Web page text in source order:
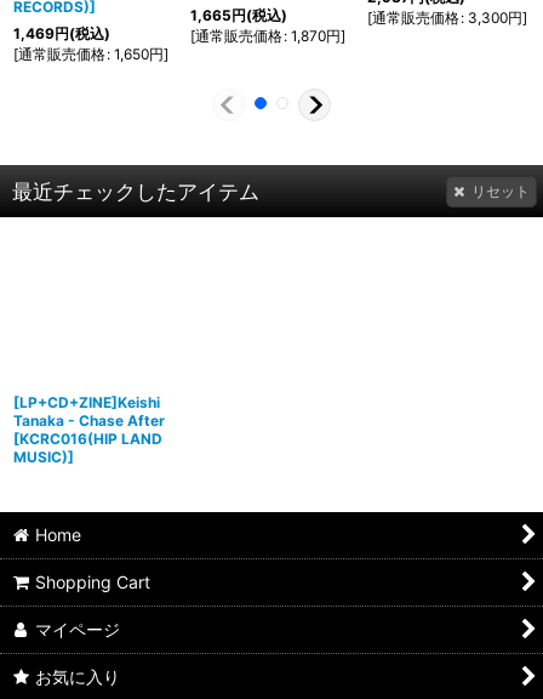
RECORDS)]
1,469円(税込)
[通常販売価格: 1,650円]
1,665円(税込)
[通常販売価格: 1,870円]
[通常販売価格: 3,300円]
最近チェックしたアイテム リセット
[LP+CD+ZINE]Keishi
Tanaka - Chase After
[KCRC016(HIP LAND
MUSIC)]
Home
Shopping Cart
マイページ
お気に入り